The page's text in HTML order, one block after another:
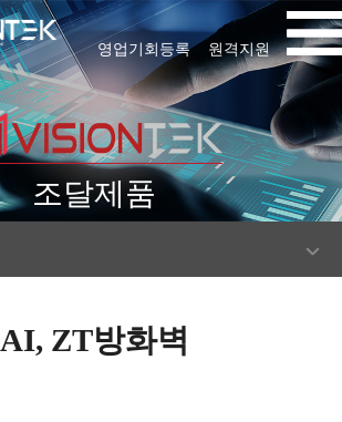
원격지원
영업기회등록
조달제품
AI, ZT방화벽